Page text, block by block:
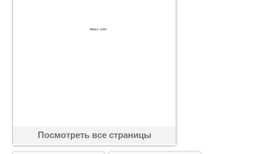
Посмотреть все страницы